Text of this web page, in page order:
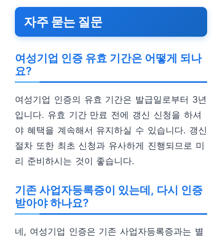
자주 묻는 질문
여성기업 인증 유효 기간은 어떻게 되나
요?
여성기업 인증의 유효 기간은 발급일로부터 3년
입니다. 유효 기간 만료 전에 갱신 신청을 하셔
야 혜택을 계속해서 유지하실 수 있습니다. 갱신
절차 또한 최초 신청과 유사하게 진행되므로 미
리 준비하시는 것이 좋습니다.
기존 사업자등록증이 있는데, 다시 인증
받아야 하나요?
네, 여성기업 인증은 기존 사업자등록증과는 별